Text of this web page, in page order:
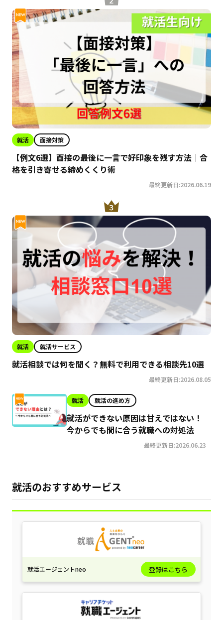
就活 面接対策
【例文6選】面接の最後に一言で好印象を残す方法｜合
格を引き寄せる締めくくり術
最終更新日:2026.06.19
就活 就活サービス
就活相談では何を聞く？無料で利用できる相談先10選
最終更新日:2026.08.05
就活 就活の進め方
就活ができない原因は甘えではない！
今からでも間に合う就職への対処法
最終更新日:2026.06.23
就活のおすすめサービス
就活エージェントneo 登録はこちら